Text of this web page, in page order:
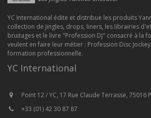
YC International édite et distribue les produits
collection de jingles, drops, liners, les librairies
bruitages et le livre "Profession DJ" consacré à la
veulent en faire leur métier : Profession Disc
formation professionnelle.
YC International
Point 12 / YC, 17 Rue Claude Terrasse, 75016
+33 (01) 42 30 87 87